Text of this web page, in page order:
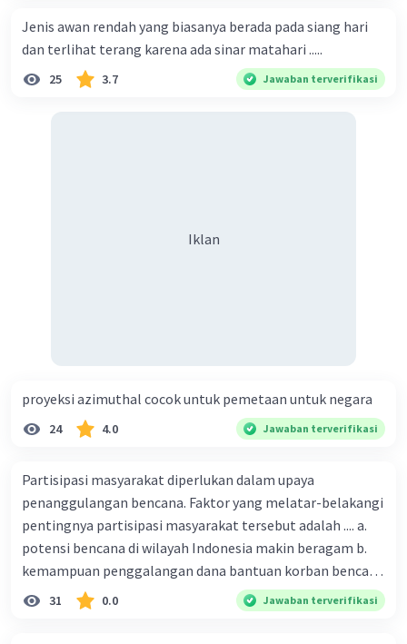
Jenis awan rendah yang biasanya berada pada siang hari
dan terlihat terang karena ada sinar matahari .....
25 3.7 Jawaban terverifikasi
Iklan
proyeksi azimuthal cocok untuk pemetaan untuk negara
24 4.0 Jawaban terverifikasi
Partisipasi masyarakat diperlukan dalam upaya
penanggulangan bencana. Faktor yang melatar-belakangi
pentingnya partisipasi masyarakat tersebut adalah .... a.
potensi bencana di wilayah Indonesia makin beragam b.
kemampuan penggalangan dana bantuan korban bencana
makin tinggi c. pemahaman pendidikan kebencanaan
kepada masyarakat masih rendah d. masyarakat
31 0.0 Jawaban terverifikasi